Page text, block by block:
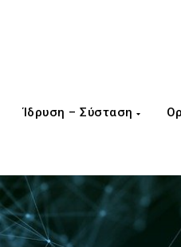
Ίδρυση – Σύσταση